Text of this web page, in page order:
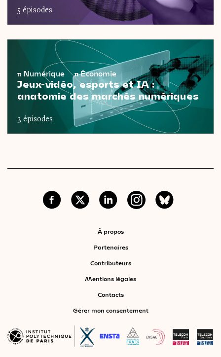
5 épisodes
π Numérique πÉconomie
Jeux-vidéo, esports et IA :
anatomie des marchés numériques
3 épisodes
À propos
Partenaires
Contributeurs
Mentions légales
Contacts
Gérer mon consentement